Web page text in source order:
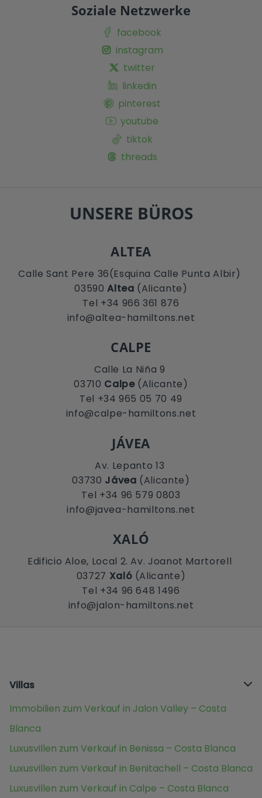
Soziale Netzwerke
facebook
instagram
twitter
linkedin
pinterest
youtube
tiktok
threads
UNSERE BÜROS
ALTEA
Calle Sant Pere 36(Esquina Calle Punta Albir)
03590Altea (Alicante)
Tel +34 966 361 876
info@altea-hamiltons.net
CALPE
Calle La Niña 9
03710 Calpe(Alicante)
Tel +34 965 05 70 49
info@calpe-hamiltons.net
JÁVEA
Av. Lepanto 13
03730 Jávea (Alicante)
Tel +34 96 579 0803
info@javea-hamiltons.net
XALÓ
Edificio Aloe, Local 2. Av. Joanot Martorell
03727 Xaló (Alicante)
Tel +34 96 648 1496
info@jalon-hamiltons.net
Villas
Immobilien zum Verkauf in Jalon Valley – Costa
Blanca
Luxusvillen zum Verkauf in Benissa – Costa Blanca
Luxusvillen zum Verkauf in Benitachell – Costa Blanca
Luxusvillen zum Verkauf in Calpe – Costa Blanca